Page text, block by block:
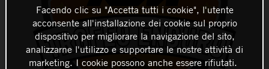
Facendo clic su "Accetta tutti i cookie", l'utente
acconsente all'installazione dei cookie sul proprio
dispositivo per migliorare la navigazione del sito,
analizzarne l'utilizzo e supportare le nostre attività di
marketing. I cookie possono anche essere rifiutati.